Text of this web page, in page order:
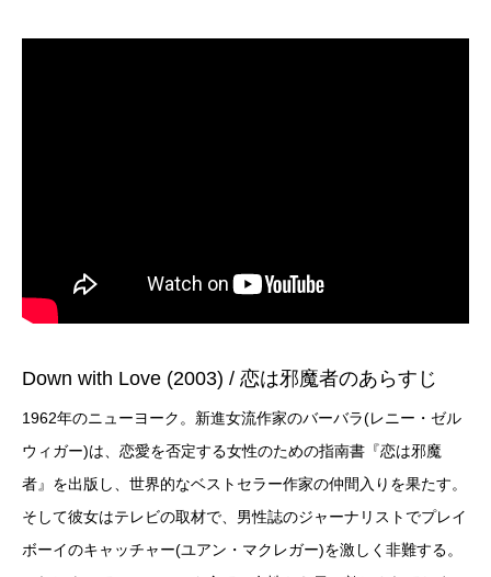
Down with Love (2003) / 恋は邪魔者のあらすじ
1962年のニューヨーク。新進女流作家のバーバラ(レニー・ゼル
ウィガー)は、恋愛を否定する女性のための指南書『恋は邪魔
者』を出版し、世界的なベストセラー作家の仲間入りを果たす。
そして彼女はテレビの取材で、男性誌のジャーナリストでプレイ
ボーイのキャッチャー(ユアン・マクレガー)を激しく非難する。